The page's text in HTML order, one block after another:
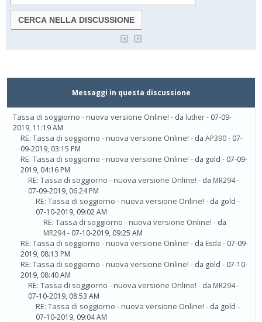
Messaggi in questa discussione
Tassa di soggiorno - nuova versione Online! - da luther- 07-09-
2019, 11:19 AM
RE: Tassa di soggiorno - nuova versione Online! - da AP390- 07-
09-2019, 03:15 PM
RE: Tassa di soggiorno - nuova versione Online! - da gold - 07-09-
2019, 04:16 PM
RE: Tassa di soggiorno - nuova versione Online! - da MR294-
07-09-2019, 06:24 PM
RE: Tassa di soggiorno - nuova versione Online! - da gold -
07-10-2019, 09:02 AM
RE: Tassa di soggiorno - nuova versione Online! - da
MR294- 07-10-2019, 09:25 AM
RE: Tassa di soggiorno - nuova versione Online! - da Esda - 07-09-
2019, 08:13 PM
RE: Tassa di soggiorno - nuova versione Online! - da gold - 07-10-
2019, 08:40 AM
RE: Tassa di soggiorno - nuova versione Online! - da MR294-
07-10-2019, 08:53 AM
RE: Tassa di soggiorno - nuova versione Online! - da gold -
07-10-2019, 09:04 AM